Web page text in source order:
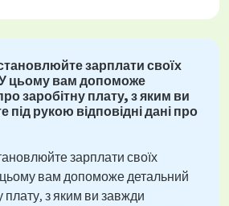
зарплати своїх
У цьому вам допоможе
заробітну плату, з яким ви
рукою відповідні дані про
зарплати своїх
цьому вам допоможе детальний
плату, з яким ви завжди